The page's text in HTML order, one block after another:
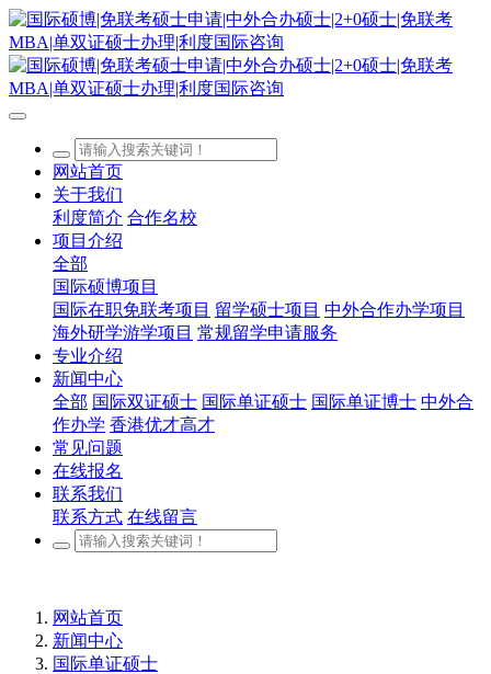
网站首页
关于我们
利度简介 合作名校
项目介绍
全部
国际硕博项目
国际在职免联考项目 留学硕士项目 中外合作办学项目
海外研学游学项目 常规留学申请服务
专业介绍
新闻中心
全部 国际双证硕士 国际单证硕士 国际单证博士 中外合
作办学 香港优才高才
常见问题
在线报名
联系我们
联系方式 在线留言
网站首页
新闻中心
国际单证硕士